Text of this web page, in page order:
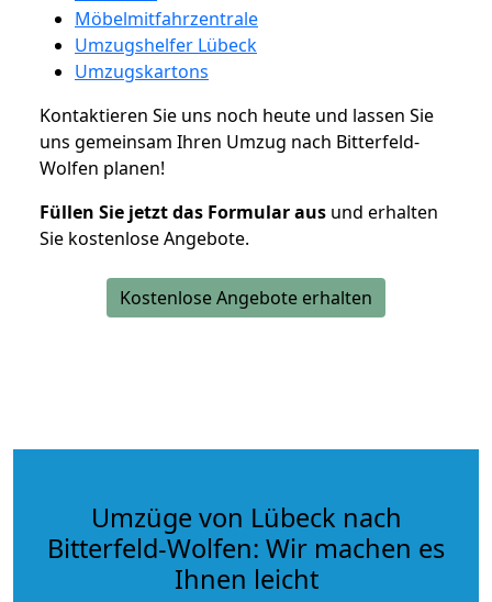
Möbelmitfahrzentrale
Umzugshelfer Lübeck
Umzugskartons
Kontaktieren Sie uns noch heute und lassen Sie
uns gemeinsam Ihren Umzug nach Bitterfeld-
Wolfen planen!
Füllen Sie jetzt das Formular aus und erhalten
Sie kostenlose Angebote.
Kostenlose Angebote erhalten
Umzüge von Lübeck nach
Bitterfeld-Wolfen: Wir machen es
Ihnen leicht